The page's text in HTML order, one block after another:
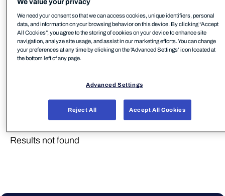
keskusteluja.
Katso lisää
Results not found
Results not found
We need your consent so that we can access cookies, unique identifiers, personal
data, and information on your browsing behavior on this device. By clicking “Accept
All Cookies”, you agree to the storing of cookies on your device to enhance site
navigation, analyze site usage, and assist in our marketing efforts. You can change
your preferences at any time by clicking on the 'Advanced Settings’ icon located at
the bottom left of any page.
Advanced Settings
Reject All Accept All Cookies